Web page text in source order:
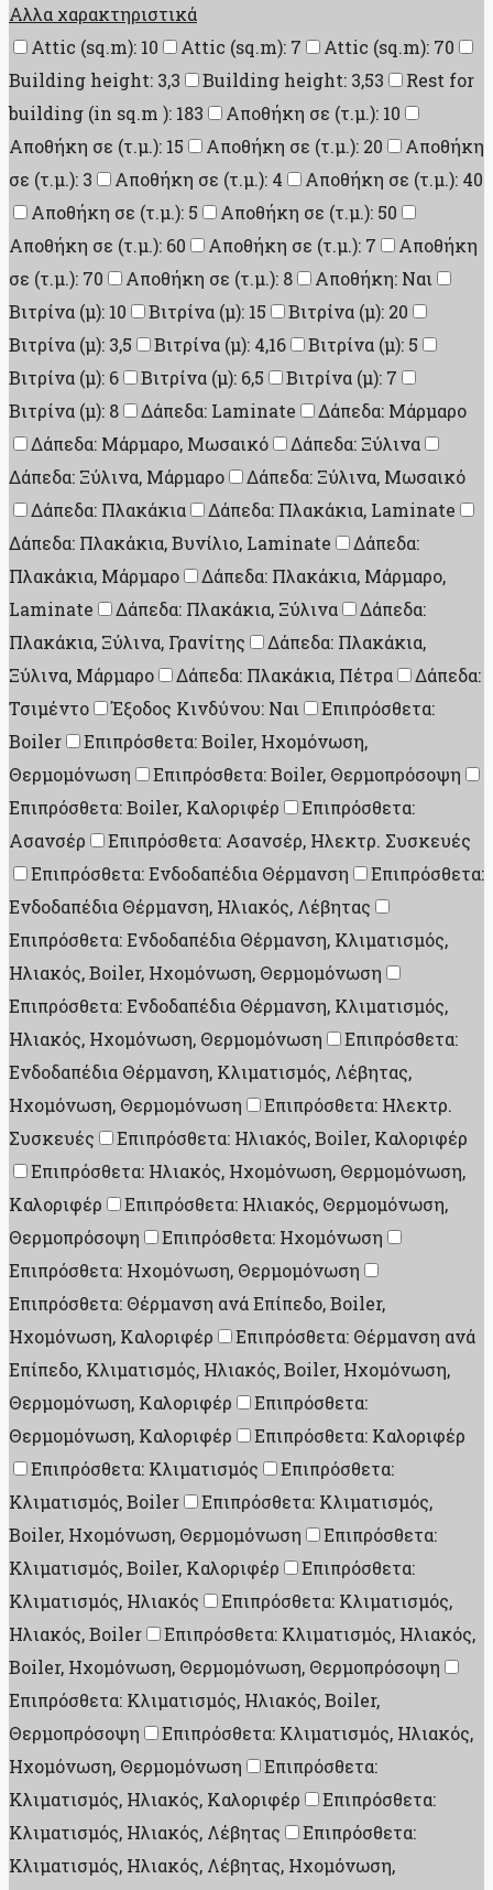
Αλλα χαρακτηριστικά
Attic (sq.m): 10
Attic (sq.m): 7
Attic (sq.m): 70
Building height: 3,3
Building height: 3,53
Rest for
building (in sq.m ): 183
Αποθήκη σε (τ.μ.): 10
Αποθήκη σε (τ.μ.): 15
Αποθήκη σε (τ.μ.): 20
Αποθήκη
σε (τ.μ.): 3
Αποθήκη σε (τ.μ.): 4
Αποθήκη σε (τ.μ.): 40
Αποθήκη σε (τ.μ.): 5
Αποθήκη σε (τ.μ.): 50
Αποθήκη σε (τ.μ.): 60
Αποθήκη σε (τ.μ.): 7
Αποθήκη
σε (τ.μ.): 70
Αποθήκη σε (τ.μ.): 8
Αποθήκη: Ναι
Βιτρίνα (μ): 10
Βιτρίνα (μ): 15
Βιτρίνα (μ): 20
Βιτρίνα (μ): 3,5
Βιτρίνα (μ): 4,16
Βιτρίνα (μ): 5
Βιτρίνα (μ): 6
Βιτρίνα (μ): 6,5
Βιτρίνα (μ): 7
Βιτρίνα (μ): 8
Δάπεδα: Laminate
Δάπεδα: Μάρμαρο
Δάπεδα: Μάρμαρο, Μωσαικό
Δάπεδα: Ξύλινα
Δάπεδα: Ξύλινα, Μάρμαρο
Δάπεδα: Ξύλινα, Μωσαικό
Δάπεδα: Πλακάκια
Δάπεδα: Πλακάκια, Laminate
Δάπεδα: Πλακάκια, Βυνίλιο, Laminate
Δάπεδα:
Πλακάκια, Μάρμαρο
Δάπεδα: Πλακάκια, Μάρμαρο,
Laminate
Δάπεδα: Πλακάκια, Ξύλινα
Δάπεδα:
Πλακάκια, Ξύλινα, Γρανίτης
Δάπεδα: Πλακάκια,
Ξύλινα, Μάρμαρο
Δάπεδα: Πλακάκια, Πέτρα
Δάπεδα:
Τσιμέντο
Έξοδος Κινδύνου: Ναι
Επιπρόσθετα:
Boiler
Επιπρόσθετα: Boiler, Ηχομόνωση,
Θερμομόνωση
Επιπρόσθετα: Boiler, Θερμοπρόσοψη
Επιπρόσθετα: Boiler, Καλοριφέρ
Επιπρόσθετα:
Ασανσέρ
Επιπρόσθετα: Ασανσέρ, Ηλεκτρ. Συσκευές
Επιπρόσθετα: Ενδοδαπέδια Θέρμανση
Επιπρόσθετα:
Ενδοδαπέδια Θέρμανση, Ηλιακός, Λέβητας
Επιπρόσθετα: Ενδοδαπέδια Θέρμανση, Κλιματισμός,
Ηλιακός, Boiler, Ηχομόνωση, Θερμομόνωση
Επιπρόσθετα: Ενδοδαπέδια Θέρμανση, Κλιματισμός,
Ηλιακός, Ηχομόνωση, Θερμομόνωση
Επιπρόσθετα:
Ενδοδαπέδια Θέρμανση, Κλιματισμός, Λέβητας,
Ηχομόνωση, Θερμομόνωση
Επιπρόσθετα: Ηλεκτρ.
Συσκευές
Επιπρόσθετα: Ηλιακός, Boiler, Καλοριφέρ
Επιπρόσθετα: Ηλιακός, Ηχομόνωση, Θερμομόνωση,
Καλοριφέρ
Επιπρόσθετα: Ηλιακός, Θερμομόνωση,
Θερμοπρόσοψη
Επιπρόσθετα: Ηχομόνωση
Επιπρόσθετα: Ηχομόνωση, Θερμομόνωση
Επιπρόσθετα: Θέρμανση ανά Επίπεδο, Boiler,
Ηχομόνωση, Καλοριφέρ
Επιπρόσθετα: Θέρμανση ανά
Επίπεδο, Κλιματισμός, Ηλιακός, Boiler, Ηχομόνωση,
Θερμομόνωση, Καλοριφέρ
Επιπρόσθετα:
Θερμομόνωση, Καλοριφέρ
Επιπρόσθετα: Καλοριφέρ
Επιπρόσθετα: Κλιματισμός
Επιπρόσθετα:
Κλιματισμός, Boiler
Επιπρόσθετα: Κλιματισμός,
Boiler, Ηχομόνωση, Θερμομόνωση
Επιπρόσθετα:
Κλιματισμός, Boiler, Καλοριφέρ
Επιπρόσθετα:
Κλιματισμός, Ηλιακός
Επιπρόσθετα: Κλιματισμός,
Ηλιακός, Boiler
Επιπρόσθετα: Κλιματισμός, Ηλιακός,
Boiler, Ηχομόνωση, Θερμομόνωση, Θερμοπρόσοψη
Επιπρόσθετα: Κλιματισμός, Ηλιακός, Boiler,
Θερμοπρόσοψη
Επιπρόσθετα: Κλιματισμός, Ηλιακός,
Ηχομόνωση, Θερμομόνωση
Επιπρόσθετα:
Κλιματισμός, Ηλιακός, Καλοριφέρ
Επιπρόσθετα:
Κλιματισμός, Ηλιακός, Λέβητας
Επιπρόσθετα:
Κλιματισμός, Ηλιακός, Λέβητας, Ηχομόνωση,